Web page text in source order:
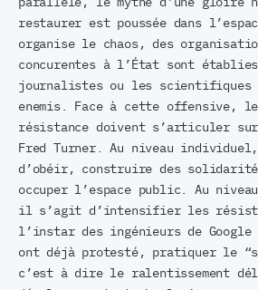
restaurer est poussée dans
organise le chaos, des
concurentes à l’État sont
journalistes ou les scientifiques
enemis. Face à cette offensive,
résistance doivent s’articuler
Fred Turner. Au niveau
d’obéir, construire des
occuper l’espace public. Au
il s’agit d’intensifier les
l’instar des ingénieurs de
ont déjà protesté, pratiquer le
c’est à dire le ralentissement